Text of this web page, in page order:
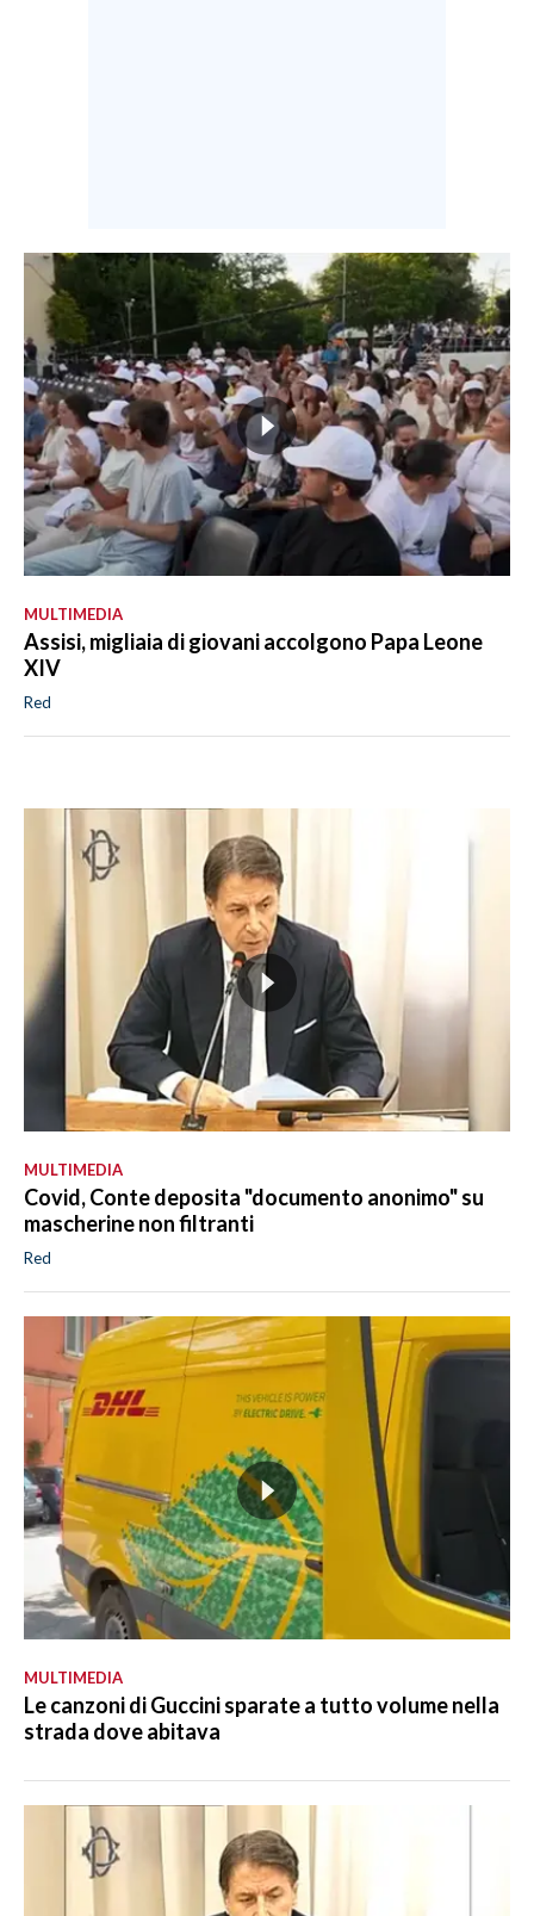
MULTIMEDIA
Assisi, migliaia di giovani accolgono Papa Leone
XIV
Red
MULTIMEDIA
Covid, Conte deposita "documento anonimo" su
mascherine non filtranti
Red
MULTIMEDIA
Le canzoni di Guccini sparate a tutto volume nella
strada dove abitava